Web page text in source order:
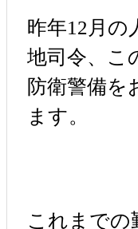
昨年12月の
地司令、こ
防衛警備を
ます。
これまでの